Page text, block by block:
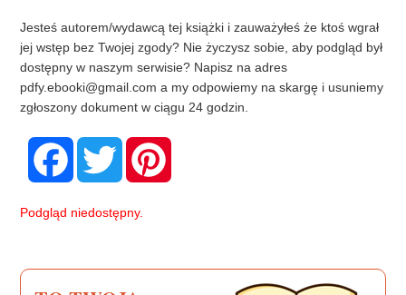
Jesteś autorem/wydawcą tej książki i zauważyłeś że ktoś wgrał
jej wstęp bez Twojej zgody? Nie życzysz sobie, aby podgląd był
dostępny w naszym serwisie? Napisz na adres
pdfy.ebooki@gmail.com a my odpowiemy na skargę i usuniemy
zgłoszony dokument w ciągu 24 godzin.
F
o
T
w
e
Podgląd niedostępny.